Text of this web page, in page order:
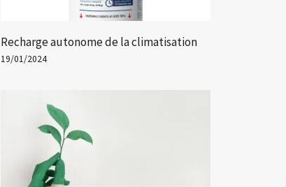
Recharge autonome de la climatisation
19/01/2024